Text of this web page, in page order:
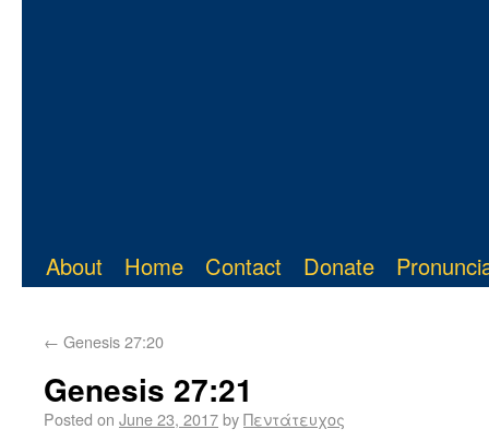
About Home Contact Donate
← Genesis 27:20
Genesis 27:21
Posted on June 23, 2017byΠεντάτευχος